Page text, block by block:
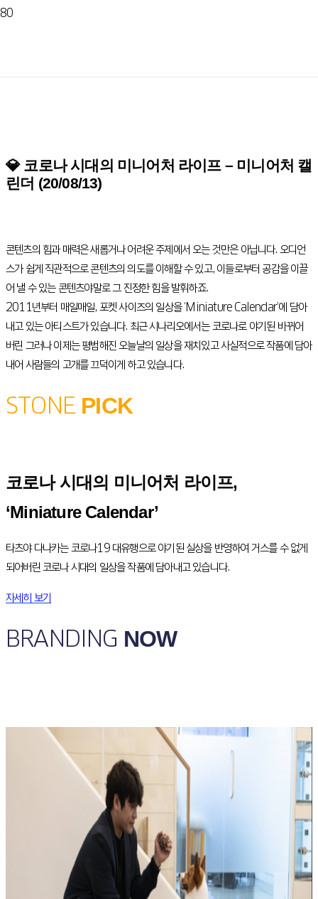
💎 코로나 시대의 미니어처 라이프 – 미니어처 캘
린더 (20/08/13)
콘텐츠의 힘과 매력은 새롭거나 어려운 주제에서 오는 것만은 아닙니다. 오디언
스가 쉽게 직관적으로 콘텐츠의 의도를 이해할 수 있고, 이들로부터 공감을 이끌
어 낼 수 있는 콘텐츠야말로 그 진정한 힘을 발휘하죠.
2011년부터 매일매일, 포켓 사이즈의 일상을 ‘Miniature Calendar’에 담아
내고 있는 아티스트가 있습니다. 최근 시나리오에서는 코로나로 야기된 바뀌어
버린 그러나 이제는 평범해진 오늘날의 일상을 재치있고 사실적으로 작품에 담아
내어 사람들의 고개를 끄덕이게 하고 있습니다.
STONE PICK
코로나 시대의 미니어처 라이프,
‘Miniature Calendar’
타츠야 다나카는 코로나19 대유행으로 야기된 실상을 반영하여 거스를 수 없게
되어버린 코로나 시대의 일상을 작품에 담아내고 있습니다.
자세히 보기
BRANDING NOW